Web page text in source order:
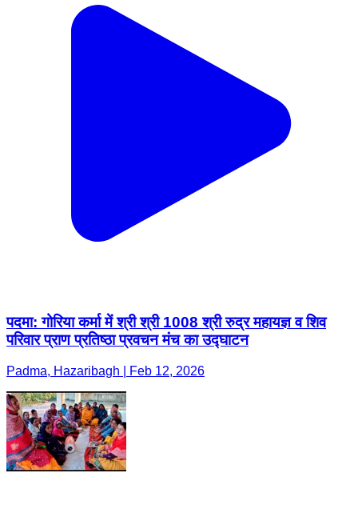
पदमा: गोरिया कर्मा में श्री श्री 1008 श्री रुद्र महायज्ञ व शिव
परिवार प्राण प्रतिष्ठा प्रवचन मंच का उद्घाटन
Padma, Hazaribagh | Feb 12, 2026